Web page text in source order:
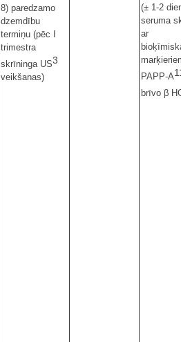
8) paredzamo
dzemdību
termiņu (pēc I
trimestra
skrīninga US3
veikšanas)
(± 1-2
seruma
ar
PAPP-A
brīvo β